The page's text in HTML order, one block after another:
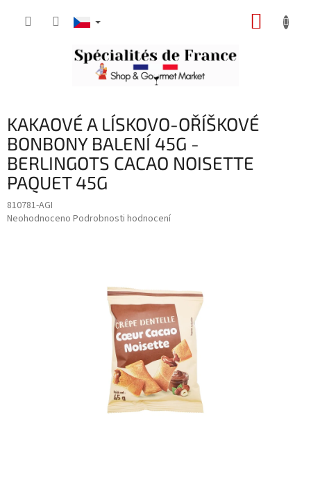
KAKAOVÉ A LÍSKOVO-OŘÍŠKOVÉ
BONBONY BALENÍ 45G -
BERLINGOTS CACAO NOISETTE
PAQUET 45G
810781-AGI
Průměrné
Neohodnoceno Podrobnosti hodnocení